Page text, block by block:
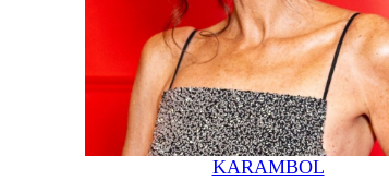
KARAMBOL